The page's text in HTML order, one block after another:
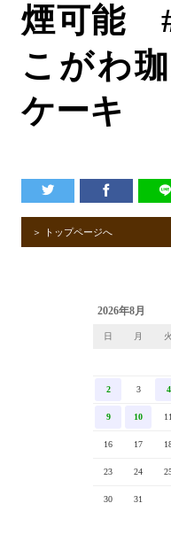
煙可能
こがわ
ケーキ
＞ トップページへ
2026年8月
日 月 火
2 3 4
9 10
16 17
23 24
30 31